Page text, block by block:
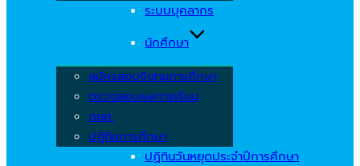
ระบบบุคลากร
นักศึกษา
สมัครสอบชิงทุนการศึกษา
ตรวจสอบผลการเรียน
กยศ.
ปฏิทินการศึกษา
ปฏิทินวันหยุดประจำปีการศึกษา